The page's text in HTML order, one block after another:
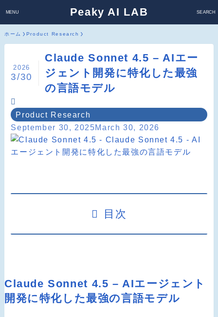
Peaky AI LAB SEARCH
MENU
ホーム Product Research
Claude Sonnet 4.5 – AIエー
ジェント開発に特化した最強
の言語モデル
2026
3/30
Product Research
September 30, 2025March 30, 2026
目次
Claude Sonnet 4.5 – AIエージェント
開発に特化した最強の言語モデル